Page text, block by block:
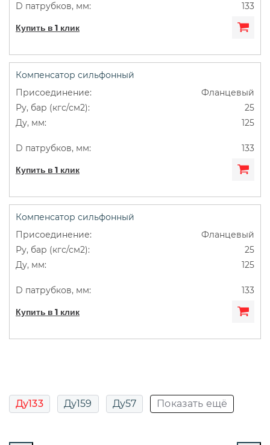
133
Купить в 1 клик
Компенсатор сильфонный
Фланцевый
25
125
133
Купить в 1 клик
Компенсатор сильфонный
Фланцевый
25
125
133
Купить в 1 клик
Ду133 Ду159 Ду57 Показать ещё